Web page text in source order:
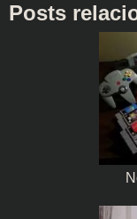
Posts